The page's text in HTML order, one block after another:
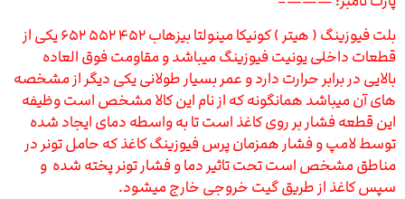
بلت فیوزینگ ( هیتر ) کونیکا مینولتا بیزهاب ۴۵۲ ۵۵۲ ۶۵۲ یکی از
قطعات داخلی یونیت فیوزینگ میباشد و مقاومت فوق العاده
بالایی در برابر حرارت دارد و عمر بسیار طولانی یکی دیگر از مشخصه
های آن میباشد همانگونه که از نام این کالا مشخص است وظیفه
این قطعه فشار بر روی کاغذ است تا به واسطه دمای ایجاد شده
توسط لامپ و فشار همزمان پرس فیوزینگ کاغذ که حامل تونر در
مناطق مشخص است تحت تاثیر دما و فشار تونر پخته شده و
سپس کاغذ از طریق گیت خروجی خارج میشود.